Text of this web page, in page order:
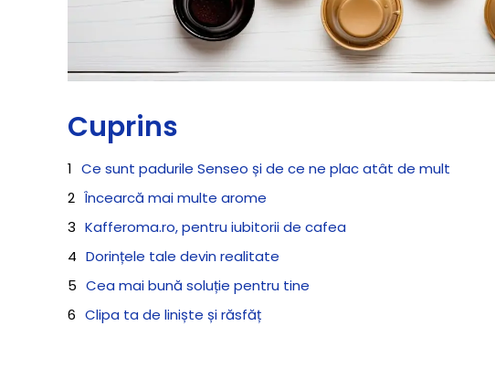
Cuprins
Ce sunt padurile Senseo și de ce ne plac atât de mult
Încearcă mai multe arome
Kafferoma.ro, pentru iubitorii de cafea
Dorințele tale devin realitate
Cea mai bună soluție pentru tine
Clipa ta de liniște și răsfăț